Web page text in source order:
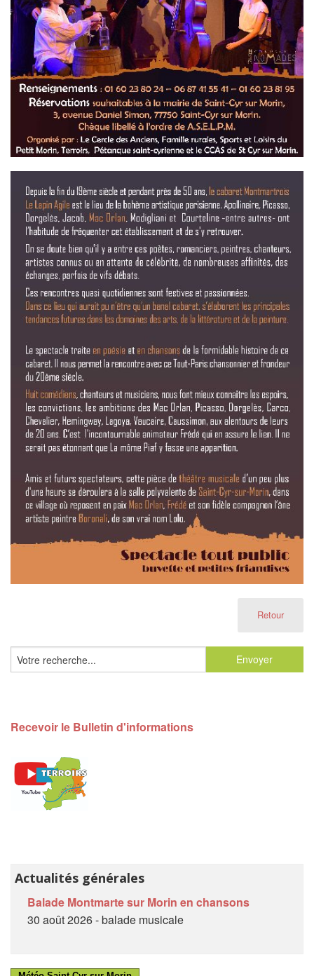
Retour
Recevoir le Bulletin d'informations
Actualités générales
Balade Montmarte sur Morin en chansons
30 août 2026 - balade musicale